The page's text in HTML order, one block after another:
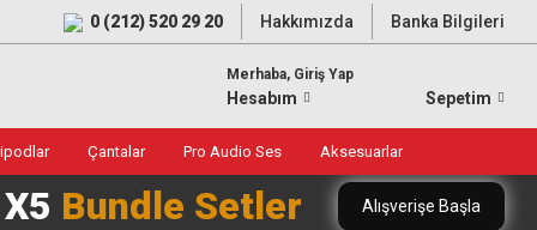
0 (212) 520 29 20 Hakkımızda Banka Bilgileri
Merhaba, Giriş Yap
Hesabım Sepetim
Çantalar Pro Audio Ses Aksesuarlar
Bundle Setler Alışverişe Başla